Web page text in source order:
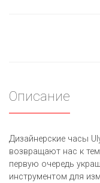
Описание
Дизайнерские часы
возвращают нас к
первую очередь
инструментом для